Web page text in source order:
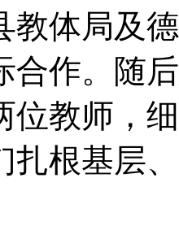
教体局及
合作。随
位教师，
扎根基层